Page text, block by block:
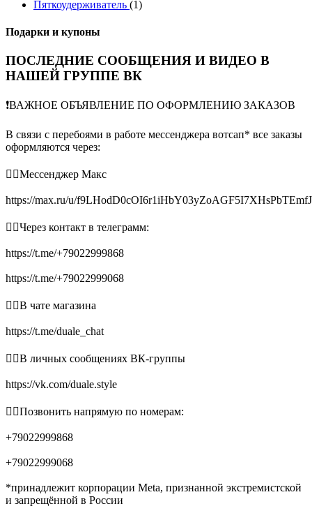
Пяткоудерживатель (1)
Подарки и купоны
ПОСЛЕДНИЕ СООБЩЕНИЯ И ВИДЕО В
НАШЕЙ ГРУППЕ ВК
❗️ВАЖНОЕ ОБЪЯВЛЕНИЕ ПО ОФОРМЛЕНИЮ ЗАКАЗОВ
В связи с перебоями в работе мессенджера вотсап* все заказы
оформляются через:
👉🏻Мессенджер Макс
https://max.ru/u/
👉🏻Через контакт в телеграмм:
https://t.me/+79022999868
https://t.me/+79022999068
👉🏻В чате магазина
https://t.me/duale_chat
👉🏻В личных сообщениях ВК-группы
https://vk.com/duale.style
👉🏻Позвонить напрямую по номерам:
+79022999868
+79022999068
*принадлежит корпорации Meta, признанной экстремистской
и запрещённой в России